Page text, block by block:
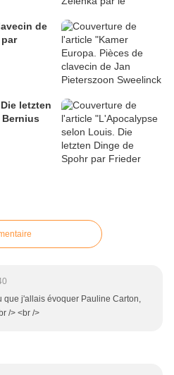
de
letzten
Bernius
que j'allais évoquer Pauline Carton,
/> <br />